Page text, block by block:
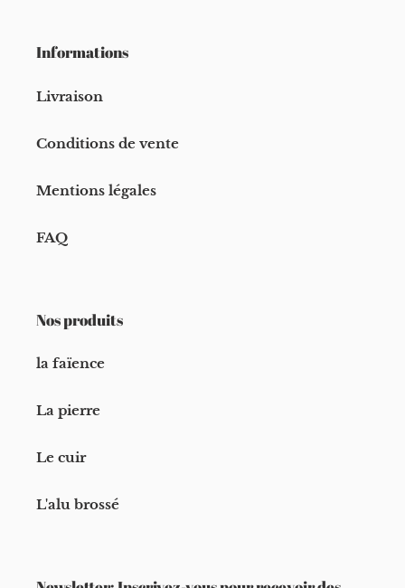
Informations
Livraison
Conditions de vente
Mentions légales
FAQ
Nos produits
la faïence
La pierre
Le cuir
L'alu brossé